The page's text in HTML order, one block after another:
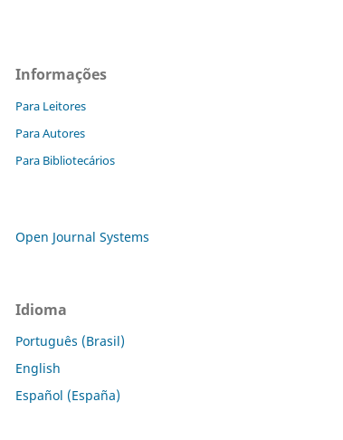
Informações
Para Leitores
Para Autores
Para Bibliotecários
Open Journal Systems
Idioma
Português (Brasil)
English
Español (España)